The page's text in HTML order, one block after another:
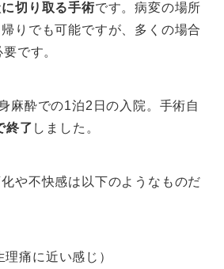
切り取る手術です。病変の場所
りでも可能ですが、多くの場合
です。
麻酔での1泊2日の入院。手術自
終了 しました。
や不快感は以下のようなものだ
痛に近い感じ）